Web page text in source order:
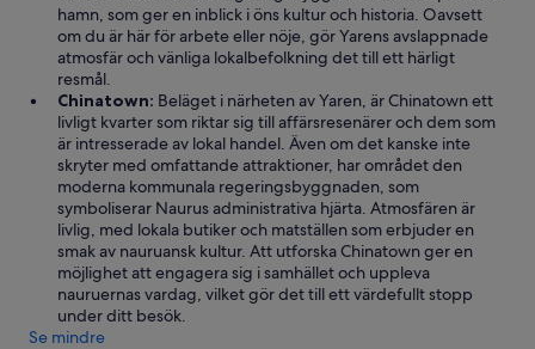
hamn, som ger en inblick i öns kultur och historia. Oavsett
om du är här för arbete eller nöje, gör Yarens avslappnade
atmosfär och vänliga lokalbefolkning det till ett härligt
resmål.
Chinatown: Beläget i närheten av Yaren, är Chinatown ett
livligt kvarter som riktar sig till affärsresenärer och dem som
är intresserade av lokal handel. Även om det kanske inte
skryter med omfattande attraktioner, har området den
moderna kommunala regeringsbyggnaden, som
symboliserar Naurus administrativa hjärta. Atmosfären är
livlig, med lokala butiker och matställen som erbjuder en
smak av nauruansk kultur. Att utforska Chinatown ger en
möjlighet att engagera sig i samhället och uppleva
nauruernas vardag, vilket gör det till ett värdefullt stopp
under ditt besök.
Se mindre